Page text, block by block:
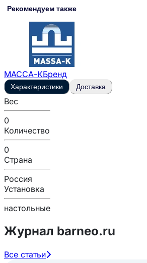
Рекомендуем также
МАССА-КБренд
Характеристики Доставка
Вес
0
Количество
0
Страна
Россия
Установка
настольные
Журнал barneo.ru
Все статьи